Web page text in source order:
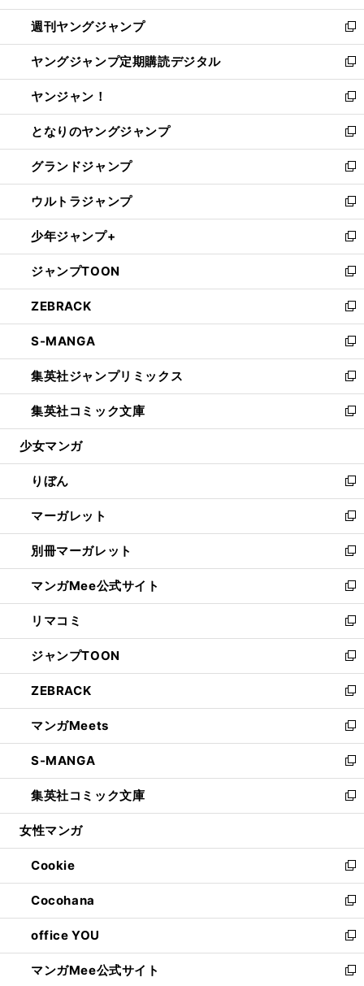
開
く
ウ
で
開
く
ン
ド
ウ
で
開
く
ウ
ィ
ン
ド
ウ
で
開
く
週刊ヤングジャンプ
新
し
い
ウ
ィ
ン
ド
ウ
で
開
く
ヤングジャンプ定期購読デジタル
新
し
い
ウ
ィ
ン
ド
ウ
で
開
く
ヤンジャン！
新
し
い
ウ
ィ
ン
ド
ウ
で
開
く
となりのヤングジャンプ
新
し
い
ウ
ィ
ン
ド
ウ
で
開
く
グランドジャンプ
新
し
い
ウ
ィ
ン
ド
ウ
で
開
く
ウルトラジャンプ
新
し
い
ウ
ィ
ン
ド
ウ
で
開
く
少年ジャンプ+
新
し
い
ウ
ィ
ン
ド
ウ
で
開
く
ジャンプTOON
新
し
い
ウ
ィ
ン
ド
ウ
で
開
ZEBRACK
新
し
い
ウ
ィ
ン
ド
ウ
開
く
S-MANGA
新
し
い
ウ
ィ
ン
ウ
で
開
く
集英社ジャンプリミックス
新
し
い
ウ
ン
ド
ウ
で
開
く
集英社コミック文庫
新
し
ウ
ィ
ン
ド
ウ
で
開
く
少女マンガ
りぼん
新
し
い
ウ
ィ
ン
ド
ウ
で
開
く
マーガレット
新
し
い
ウ
ィ
ン
ド
ウ
で
開
く
別冊マーガレット
新
し
い
ウ
ィ
ン
ド
ウ
で
開
く
マンガMee公式サイト
新
し
い
ウ
ィ
ン
ド
ウ
で
開
く
リマコミ
新
し
い
ウ
ィ
ン
ド
ウ
で
開
く
ジャンプTOON
新
し
い
ウ
ィ
ン
ド
ウ
で
開
ZEBRACK
新
し
い
ウ
ィ
ン
ド
ウ
開
く
マンガMeets
新
し
い
ウ
ィ
ン
ウ
で
開
く
S-MANGA
新
し
い
ウ
ン
ド
ウ
で
開
く
集英社コミック文庫
新
し
ウ
ィ
ン
ド
ウ
で
開
く
女性マンガ
Cookie
新
し
い
ウ
ィ
ン
ド
Cocohana
新
し
い
ウ
ィ
office YOU
新
し
い
マンガMee公式サイト
新